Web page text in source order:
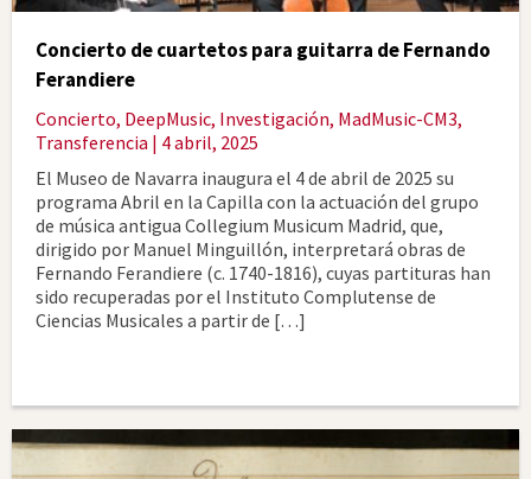
Concierto de cuartetos para guitarra de Fernando
Ferandiere
Concierto, DeepMusic, Investigación, MadMusic-CM3,
Transferencia | 4 abril, 2025
El Museo de Navarra inaugura el 4 de abril de 2025 su
programa Abril en la Capilla con la actuación del grupo
de música antigua Collegium Musicum Madrid, que,
dirigido por Manuel Minguillón, interpretará obras de
Fernando Ferandiere (c. 1740-1816), cuyas partituras han
sido recuperadas por el Instituto Complutense de
Ciencias Musicales a partir de […]